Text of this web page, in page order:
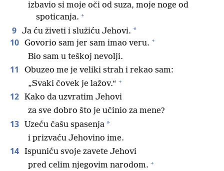
izbavio si moje oči od suza, moje noge od
spoticanja. +
9 Ja ću živeti i služiću Jehovi. *
10 Govorio sam jer sam imao veru. +
Bio sam u teškoj nevolji.
11
Obuzeo me je veliki strah i rekao sam:
„Svaki čovek je lažov.“ +
12 Kako da uzvratim Jehovi
za sve dobro što je učinio za mene?
13 Uzeću čašu spasenja *
i prizvaću Jehovino ime.
14 Ispuniću svoje zavete Jehovi
pred celim njegovim narodom. +